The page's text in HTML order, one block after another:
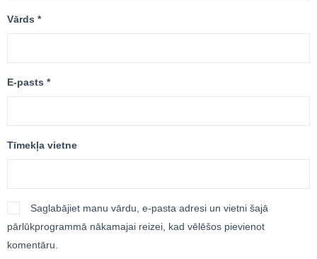
Vārds *
E-pasts *
Tīmekļa vietne
Saglabājiet manu vārdu, e-pasta adresi un vietni šajā
pārlūkprogrammā nākamajai reizei, kad vēlēšos pievienot
komentāru.